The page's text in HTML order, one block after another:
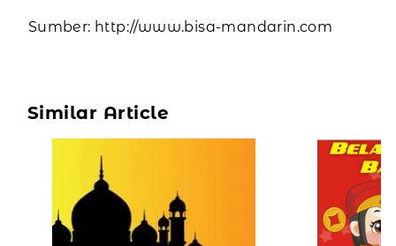
Sumber: http://www.bisa-mandarin.com
Similar Article